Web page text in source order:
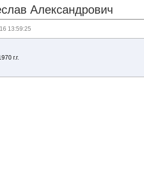
Александрович
13:59:25
г.г.